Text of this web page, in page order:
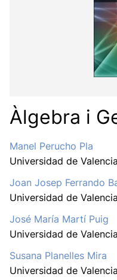
Àlgebra i
Manel Perucho Pla
Universidad de Valencia
Joan Josep Ferrando
Universidad de Valencia
José María Martí Puig
Universidad de Valencia
Susana Planelles Mira
Universidad de Valencia